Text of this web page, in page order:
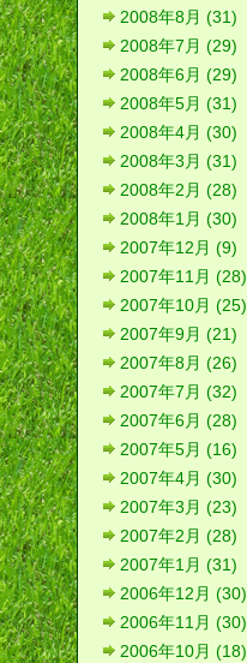
2008年8月 (31)
2008年7月 (29)
2008年6月 (29)
2008年5月 (31)
2008年4月 (30)
2008年3月 (31)
2008年2月 (28)
2008年1月 (30)
2007年12月 (9)
2007年11月 (28)
2007年10月 (25)
2007年9月 (21)
2007年8月 (26)
2007年7月 (32)
2007年6月 (28)
2007年5月 (16)
2007年4月 (30)
2007年3月 (23)
2007年2月 (28)
2007年1月 (31)
2006年12月 (30)
2006年11月 (30)
2006年10月 (18)